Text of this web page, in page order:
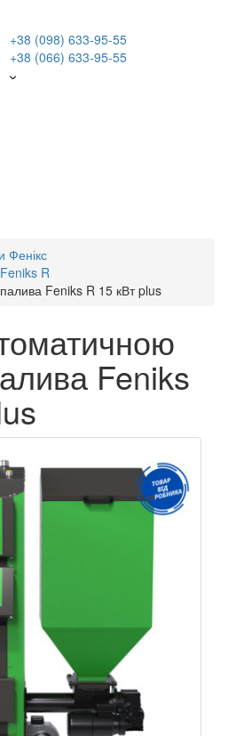
+38 (098) 633-95-55
+38 (066) 633-95-55
Фенікс
R
Feniks R 15 кВт plus
Feniks